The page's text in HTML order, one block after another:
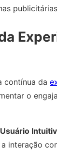
contínua da
o
interação